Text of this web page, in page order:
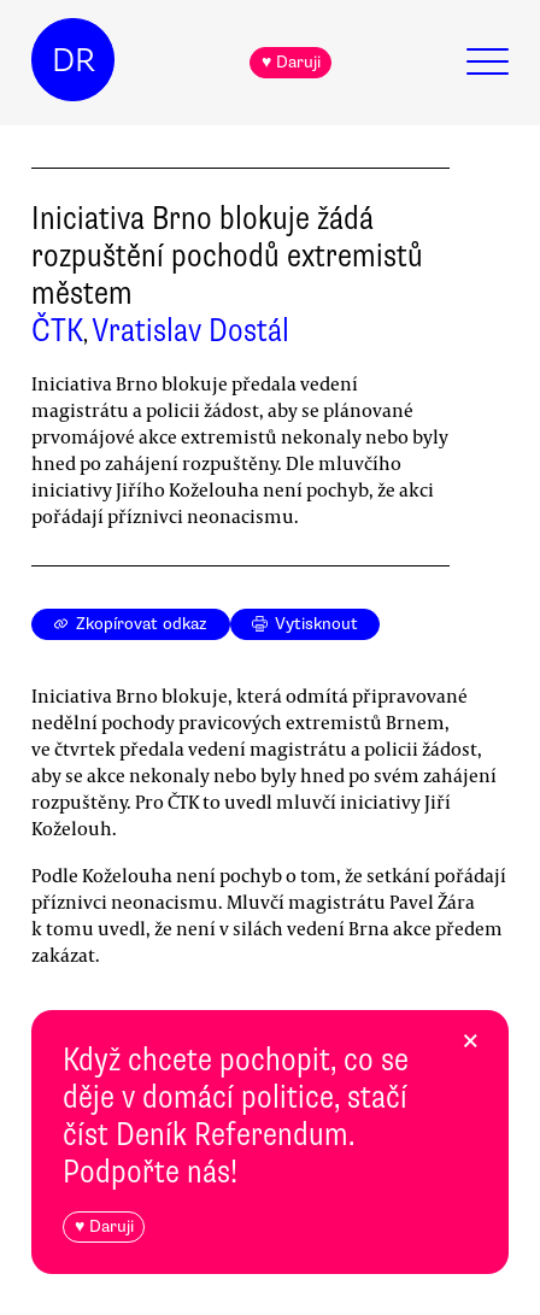
DR ♥ Daruji
Iniciativa Brno blokuje žádá
rozpuštění pochodů extremistů
městem
ČTK,Vratislav Dostál
Iniciativa Brno blokuje předala vedení
magistrátu a policii žádost, aby se plánované
prvomájové akce extremistů nekonaly nebo byly
hned po zahájení rozpuštěny. Dle mluvčího
iniciativy Jiřího Koželouha není pochyb, že akci
pořádají příznivci neonacismu.
Zkopírovat odkaz Vytisknout
Iniciativa Brno blokuje, která odmítá připravované
nedělní pochody pravicových extremistů Brnem,
ve čtvrtek předala vedení magistrátu a policii žádost,
aby se akce nekonaly nebo byly hned po svém zahájení
rozpuštěny. Pro ČTK to uvedl mluvčí iniciativy Jiří
Koželouh.
Podle Koželouha není pochyb o tom, že setkání pořádají
příznivci neonacismu. Mluvčí magistrátu Pavel Žára
k tomu uvedl, že není v silách vedení Brna akce předem
zakázat.
Když chcete pochopit, co se
děje v domácí politice, stačí
číst Deník Referendum.
Podpořte nás!
♥ Daruji
×